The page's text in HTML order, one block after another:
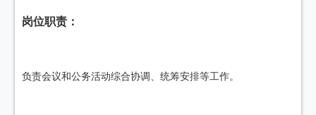
岗位职责：
负责会议和公务活动综合协调、统筹安排等工作。